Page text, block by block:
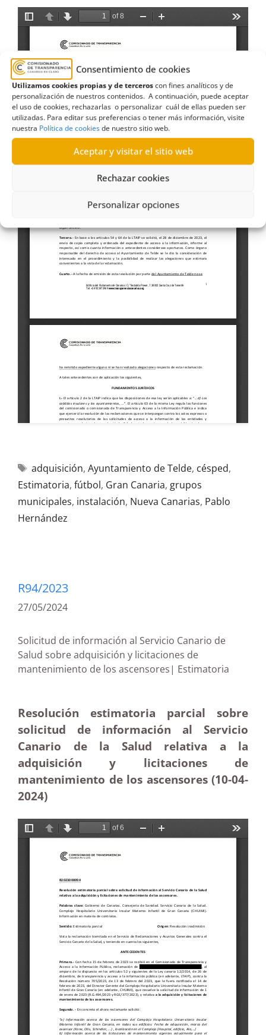
Consentimiento de cookies
Utilizamos cookies propias y de terceroscon fines analíticos y de
personalización de nuestros contenidos. A continuación, puede aceptar
el uso de cookies, rechazarlas o personalizar cuál de ellas pueden ser
utilizadas. Para editar sus preferencias o tener más información, visite
nuestra Política de cookiesde nuestro sitio web.
Aceptar y visitar el sitio web
Rechazar cookies
Personalizar opciones
adquisición, Ayuntamiento de Telde, césped,
Estimatoria, fútbol, Gran Canaria, grupos
municipales, instalación, Nueva Canarias, Pablo
Hernández
R94/2023
27/05/2024
Solicitud de información al Servicio Canario de
Salud sobre adquisición y licitaciones de
mantenimiento de los ascensores| Estimatoria
Resolución estimatoria parcial sobre
solicitud de información al Servicio
Canario de la Salud relativa a la
adquisición y licitaciones de
mantenimiento de los ascensores (10-04-
2024)